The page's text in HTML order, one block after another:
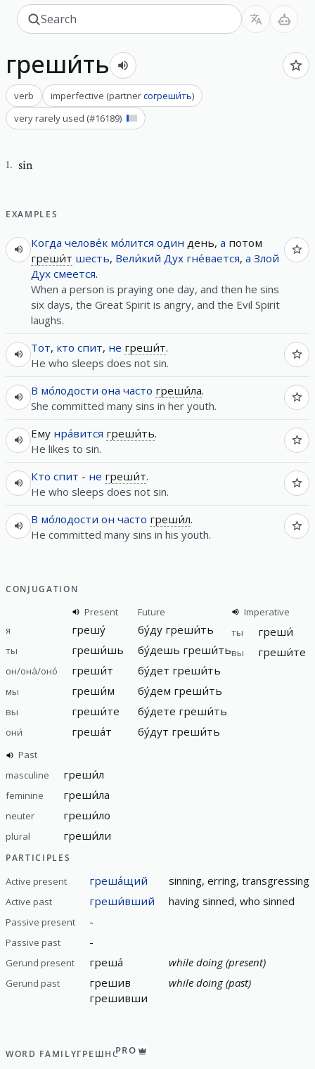
греши́ть
verb imperfective (partnerсогреши́ть)
very rarely used (#16189)
1. sin
EXAMPLES
Когда челове́к мо́лится один день, а потом
греши́т шесть, Вели́кий Дух гне́вается, а Злой
Дух смеется.
When a person is praying one day, and then he sins
six days, the Great Spirit is angry, and the Evil Spirit
laughs.
Тот, кто спит, не греши́т.
He who sleeps does not sin.
В мо́лодости она часто греши́ла.
She committed many sins in her youth.
Ему нра́вится греши́ть.
He likes to sin.
Кто спит - не греши́т.
He who sleeps does not sin.
В мо́лодости он часто греши́л.
He committed many sins in his youth.
CONJUGATION
Present
Future
я
грешу́ бу́ду греши́ть
ты греши́шь бу́дешь греши́ть
он/она́/оно́ греши́т бу́дет греши́ть
мы греши́м бу́дем греши́ть
вы греши́те бу́дете греши́ть
они́ греша́т бу́дут греши́ть
Imperative
ты
греши́
вы греши́те
Past
masculine
греши́л
feminine греши́ла
neuter греши́ло
plural греши́ли
PARTICIPLES
Active present греша́щий sinning, erring, transgressing
Active past греши́вший having sinned, who sinned
Passive present -
Passive past -
Gerund present греша́ while doing (present)
Gerund past
грешив
грешивши
while doing (past)
WORD FAMILYГРЕШНОPRO